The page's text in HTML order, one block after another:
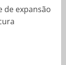
de expansão